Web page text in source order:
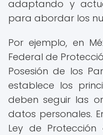
adaptando y
para abordar los
Por ejemplo, en
Federal de
Posesión de los
establece los
deben seguir las
datos personales.
Ley de Protección